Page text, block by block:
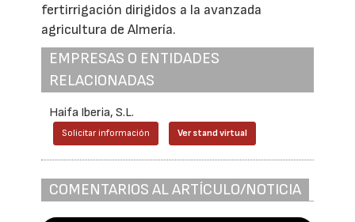
fertirrigación dirigidos a la avanzada
agricultura de Almería.
EMPRESAS O ENTIDADES
RELACIONADAS
Haifa Iberia, S.L.
Solicitar información Ver stand virtual
COMENTARIOS AL ARTÍCULO/NOTICIA